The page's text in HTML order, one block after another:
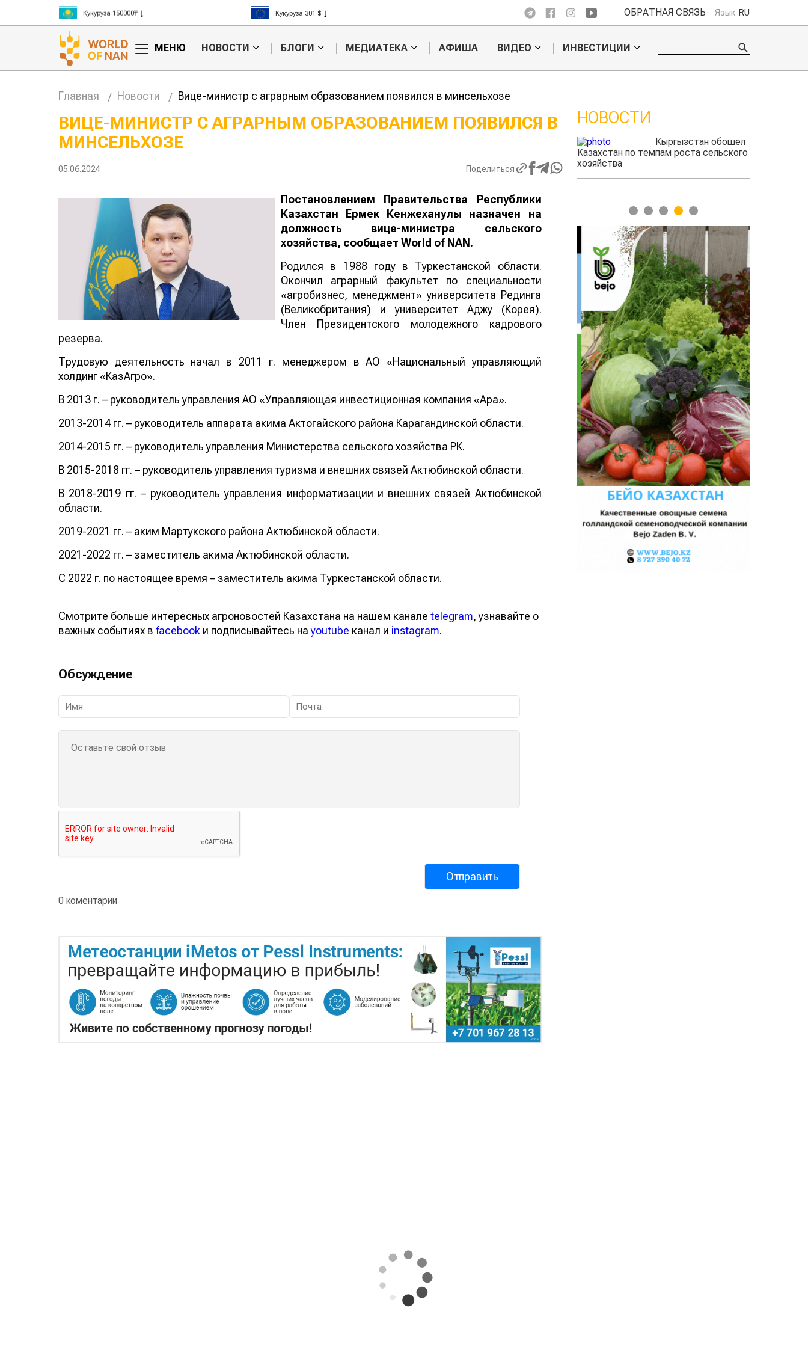
Кукуруза 150000₸
Рис 300000₸
Пшеница 3 класс 125000₸
Кукуруза 301 $
Рис 408 $
ОБРАТНАЯ СВЯЗЬ Язык RU
МЕНЮ НОВОСТИ БЛОГИ МЕДИАТЕКА АФИША ВИДЕО ИНВЕСТИЦИИ
Главная Новости Вице-министр с аграрным образованием появился в минсельхозе
ВИЦЕ-МИНИСТР С АГРАРНЫМ ОБРАЗОВАНИЕМ ПОЯВИЛСЯ В
МИНСЕЛЬХОЗЕ
05.06.2024 Поделиться
Постановлением Правительства Республики
Казахстан Ермек Кенжеханулы назначен на
должность вице-министра сельского
хозяйства, сообщает World of NAN.
Родился в 1988 году в Туркестанской области.
Окончил аграрный факультет по специальности
«агробизнес, менеджмент» университета Рединга
(Великобритания) и университет Аджу (Корея).
Член Президентского молодежного кадрового
резерва.
Трудовую деятельность начал в 2011 г. менеджером в АО «Национальный управляющий
холдинг «КазАгро».
В 2013 г. – руководитель управления АО «Управляющая инвестиционная компания «Арқа».
2013-2014 гг. – руководитель аппарата акима Актогайского района Карагандинской области.
2014-2015 гг. – руководитель управления Министерства сельского хозяйства РК.
В 2015-2018 гг. – руководитель управления туризма и внешних связей Актюбинской области.
В 2018-2019 гг. – руководитель управления информатизации и внешних связей Актюбинской
области.
2019-2021 гг. – аким Мартукского района Актюбинской области.
2021-2022 гг. – заместитель акима Актюбинской области.
С 2022 г. по настоящее время – заместитель акима Туркестанской области.
Смотрите больше интересных агроновостей Казахстана на нашем канале telegram, узнавайте о
важных событиях в facebook и подписывайтесь наyoutube канал и instagram.
Обсуждение
0 коментарии
НОВОСТИ
Жара в Китае может
жука будут выжигать
лазером
Кыргызстан обошел
Казахстан по темпам роста сельского
хозяйства
1 2 3 4 5